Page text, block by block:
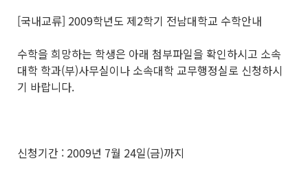
[국내교류] 2009학년도 제2학기 전남대학교 수학안내
수학을 희망하는 학생은 아래 첨부파일을 확인하시고 소속
대학 학과(부)사무실이나 소속대학 교무행정실로 신청하시
기 바랍니다.
신청기간 : 2009년 7월 24일(금)까지